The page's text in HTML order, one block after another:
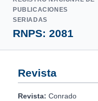
PUBLICACIONES
SERIADAS
RNPS: 2081
Revista
Revista: Conrado